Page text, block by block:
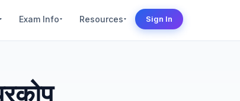
▾ Exam Info▾ Resources▾ Sign In